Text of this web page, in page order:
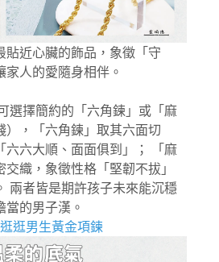
貼近心臟的飾品，象徵「守
人的愛隨身相伴。
選擇簡約的「六角鍊」或「麻
），「六角鍊」取其六面切
六六大順、面面俱到」； 「麻
織，象徵性格「堅韌不拔」
兩者皆是期許孩子未來能沉穩
的男子漢。
逛男生黃金項鍊